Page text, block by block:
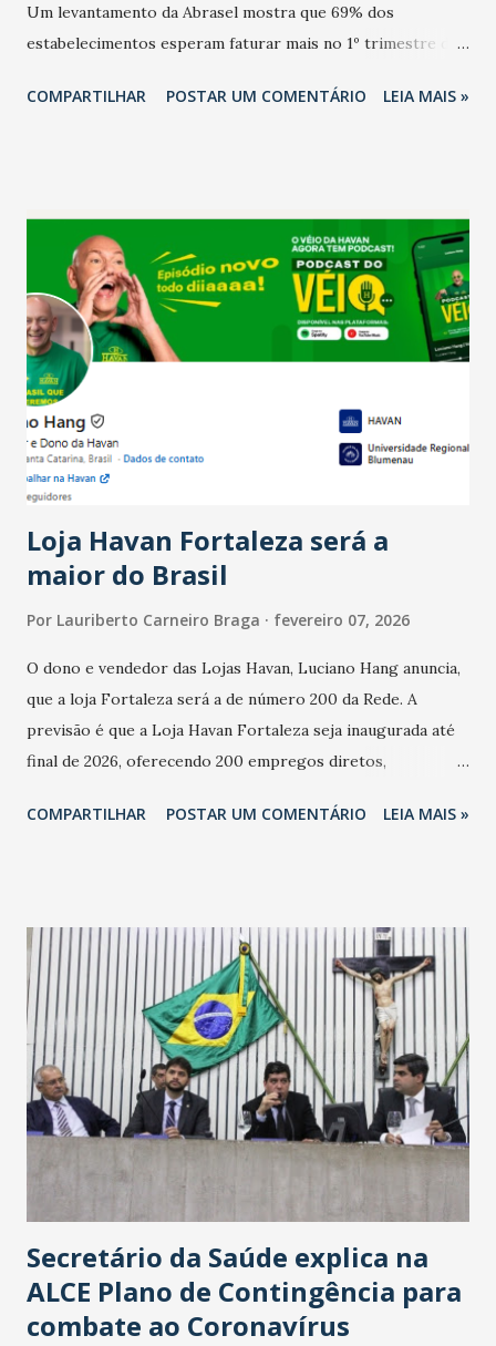
Um levantamento da Abrasel mostra que 69% dos
estabelecimentos esperam faturar mais no 1º trimestre de
relação ao último trimestre deste ano, 56% também
confraternizações de fim de ano e pelo pagamento do 13º
Salário para um número maior de trabalhadores, já que o
país tem a menor taxa de desemprego dos anos recentes.
Ainda segundo a Pesquisa, em novembro de 2025, 40% dos
bares e restaurantes operaram com lucro e outros 40%
registraram equilíbrio financeiro. Já o percentual de
estabelecimentos no prejuízo ficou em 19%, pouco abaixo
do observado no mês anterior. Outros 1% não existiam em
novembro. Em relação a outubro, o faturamento também
cresceu. De acordo com a pesquisa, 44% dos n...
COMPARTILHAR POSTAR UM COMENTÁRIO LEIA MAIS »
Loja Havan Fortaleza será a
maior do Brasil
Por Lauriberto Carneiro Braga fevereiro 07, 2026
O dono e vendedor das Lojas Havan, Luciano Hang anuncia,
que a loja Fortaleza será a de número 200 da Rede. A
previsão é que a Loja Havan Fortaleza seja inaugurada até
final de 2026, oferecendo 200 empregos diretos,
Havan Fortaleza ainda não foi anunciada oficialmente, mas
COMPARTILHAR POSTAR UM COMENTÁRIO LEIA MAIS »
Secretário da Saúde explica na
ALCE Plano de Contingência para
combate ao Coronavírus